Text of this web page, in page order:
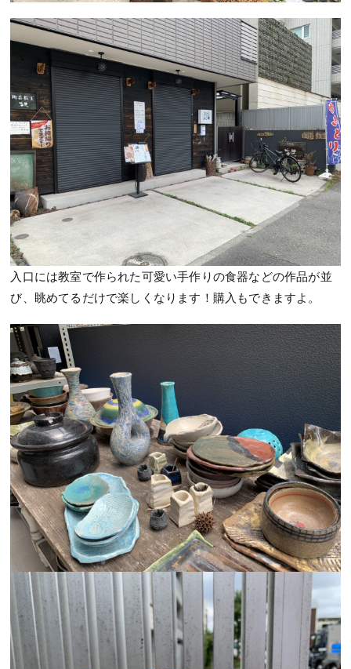
入口には教室で作られた可愛い手作りの食器などの作品が並
び、眺めてるだけで楽しくなります！購入もできますよ。